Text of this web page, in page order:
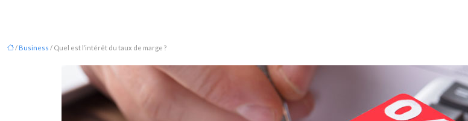
/ Business / Quel est l’intérêt du taux de marge ?